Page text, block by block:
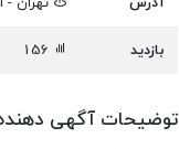
بازدید
توضیحات آگهی